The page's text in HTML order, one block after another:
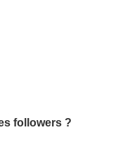
followers ?